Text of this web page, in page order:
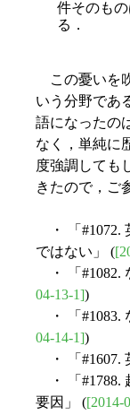
件そのも
る．
この憂いを
いう分野であ
語になったの
なく，単純に
度強調しても
きたので，ご
・ 「#1072.
ではない」 (
・ 「#1082.
04-13-1])
・ 「#1083.
04-14-1])
・ 「#1607.
・ 「#1788.
要因」 ([2014-